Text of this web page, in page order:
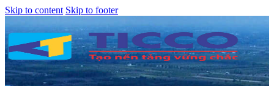
Skip to content Skip to footer